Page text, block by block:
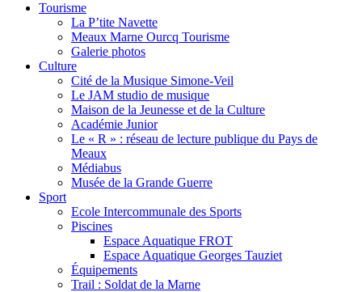
Tourisme
La P’tite Navette
Meaux Marne Ourcq Tourisme
Galerie photos
Culture
Cité de la Musique Simone-Veil
Le JAM studio de musique
Maison de la Jeunesse et de la Culture
Académie Junior
Le « R » : réseau de lecture publique du Pays de
Meaux
Médiabus
Musée de la Grande Guerre
Sport
Ecole Intercommunale des Sports
Piscines
Espace Aquatique FROT
Espace Aquatique Georges Tauziet
Équipements
Trail : Soldat de la Marne